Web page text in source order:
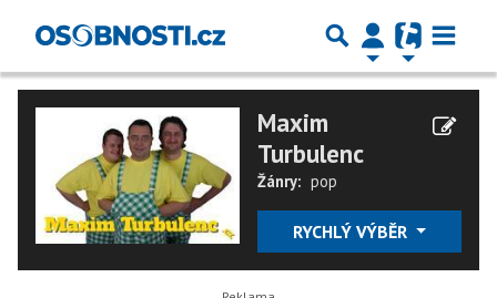
Maxim
Turbulenc
Žánry: pop
RYCHLÝ VÝBĚR